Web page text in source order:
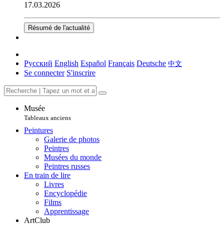
17.03.2026
Résumé de l'actualité
Русский English Español Français Deutsche 中文
Se connecter S'inscrire
Musée
Tableaux anciens
Peintures
Galerie de photos
Peintres
Musées du monde
Peintres russes
En train de lire
Livres
Encyclopédie
Films
Apprentissage
ArtClub